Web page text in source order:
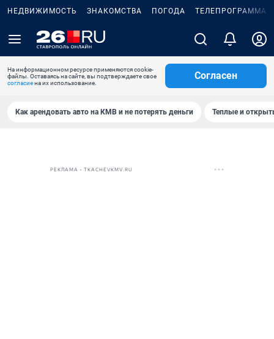
НЕДВИЖИМОСТЬ ЗНАКОМСТВА ПОГОДА ТЕЛЕПРОГРАММА
На информационном ресурсе применяются cookie-
файлы. Оставаясь на сайте, вы подтверждаете свое
согласиена их использование.
Согласен
Как арендовать авто на КМВ и не потерять деньги Теплые и
РЕКЛАМА • TKACHEVKMV.RU